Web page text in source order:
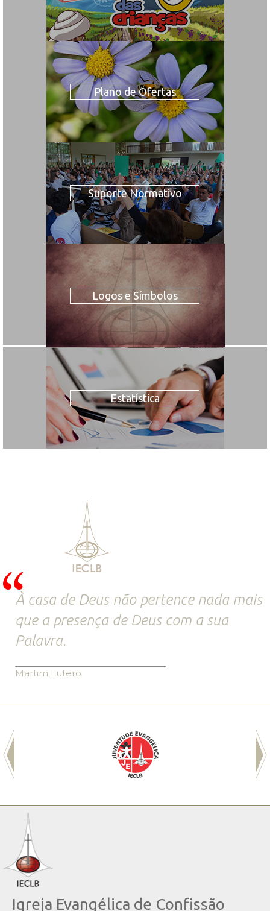
Plano de Ofertas
Suporte Normativo
Logos e Símbolos
Estatística
À casa de Deus não pertence nada mais
que a presença de Deus com a sua
Palavra.
Martim Lutero
Igreja Evangélica de Confissão